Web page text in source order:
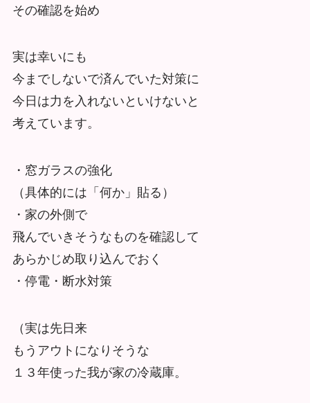
その確認を始め
実は幸いにも
今までしないで済んでいた対策に
今日は力を入れないといけないと
考えています。
・窓ガラスの強化
（具体的には「何か」貼る）
・家の外側で
飛んでいきそうなものを確認して
あらかじめ取り込んでおく
・停電・断水対策
（実は先日来
もうアウトになりそうな
１３年使った我が家の冷蔵庫。